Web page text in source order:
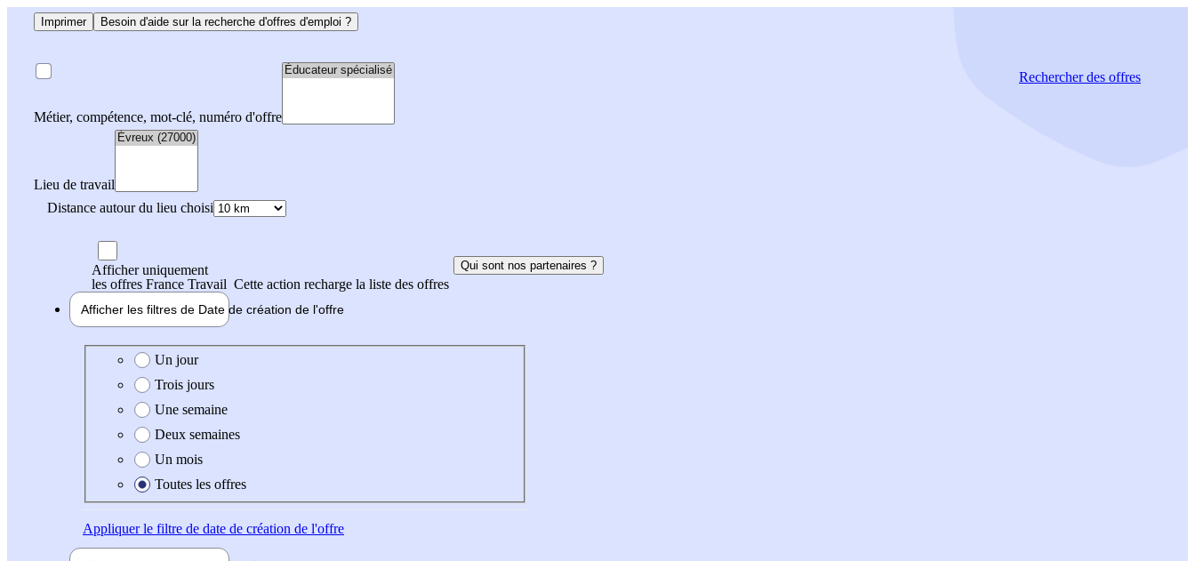
Imprimer Besoin d'aide sur la recherche d'offres d'emploi ?
Métier, compétence, mot-clé, numéro d'offre
Lieu de travail
Distance autour du lieu choisi
Rechercherdes offres
Afficher uniquement
les offres France Travail Cette action recharge la liste des offres
Qui sont nos partenaires ?
Afficher les filtres de Date de création de l'offre
Date de création de l'offre
Un jour
Trois jours
Une semaine
Deux semaines
Un mois
Toutes les offres
Appliquerle filtre de date de création de l'offre